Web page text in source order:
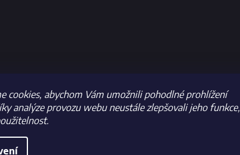
cookies, abychom Vám umožnili pohodlné prohlížení
analýze provozu webu neustále zlepšovali jeho funkce,